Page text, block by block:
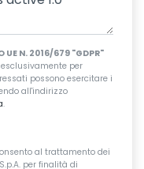
UE N. 2016/679 "GDPR"
per
possono esercitare i
all'indirizzo
.
al trattamento dei
per finalità di